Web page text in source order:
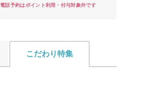
電話予約はポイント利用・付与対象外です
こだわり特集